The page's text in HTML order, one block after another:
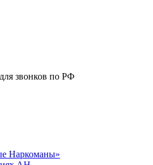
звонков по РФ
Наркоманы»